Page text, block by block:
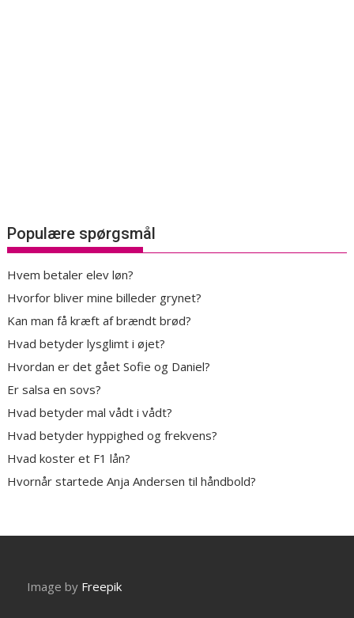
Populære spørgsmål
Hvem betaler elev løn?
Hvorfor bliver mine billeder grynet?
Kan man få kræft af brændt brød?
Hvad betyder lysglimt i øjet?
Hvordan er det gået Sofie og Daniel?
Er salsa en sovs?
Hvad betyder mal vådt i vådt?
Hvad betyder hyppighed og frekvens?
Hvad koster et F1 lån?
Hvornår startede Anja Andersen til håndbold?
Image by Freepik